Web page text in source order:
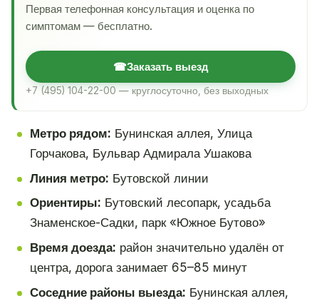
Первая телефонная консультация и оценка по
симптомам — бесплатно.
☎Заказать выезд
+7 (495) 104-22-00 — круглосуточно, без выходных
Метро рядом: Бунинская аллея, Улица
Горчакова, Бульвар Адмирала Ушакова
Линия метро: Бутовской линии
Ориентиры: Бутовский лесопарк, усадьба
Знаменское-Садки, парк «Южное Бутово»
Время доезда: район значительно удалён от
центра, дорога занимает 65–85 минут
Соседние районы выезда: Бунинская аллея,